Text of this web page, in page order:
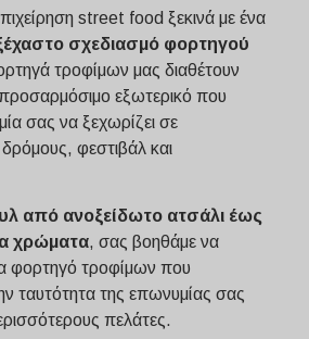
street food ξεκινά με ένα
σχεδιασμό φορτηγού
τροφίμων μας διαθέτουν
εξωτερικό που
σας να ξεχωρίζει σε
φεστιβάλ και
από ανοξείδωτο ατσάλι έως
χρώματα, σας βοηθάμε να
φορτηγό τροφίμων που
ταυτότητα της επωνυμίας σας
πελάτες.